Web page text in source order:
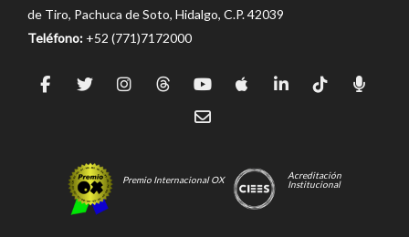
de Tiro, Pachuca de Soto, Hidalgo, C.P. 42039
Teléfono: +52 (771)7172000
Premio Internacional OX
Acreditación
Institucional